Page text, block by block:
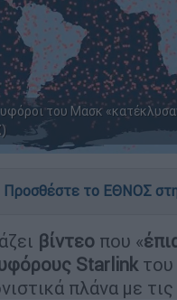
του Μασκ
Προσθέστε το ΕΘΝΟΣ
βίντεο που «
Starlink του
πλάνα με τις